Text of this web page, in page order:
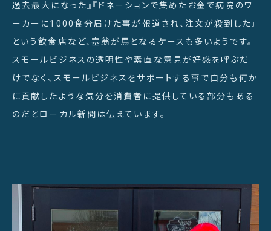
過去最大になった』『ドネーションで集めたお金で病院のワ
ーカーに1000食分届けた事が報道され、注文が殺到した』
という飲食店など、塞翁が馬となるケースも多いようです。
スモールビジネスの透明性や素直な意見が好感を呼ぶだ
けでなく、スモールビジネスをサポートする事で自分も何か
に貢献したような気分を消費者に提供している部分もある
のだとローカル新聞は伝えています。